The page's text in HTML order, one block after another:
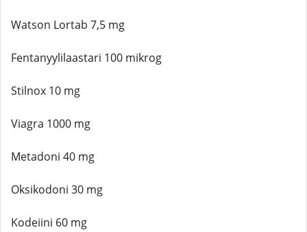
Watson Lortab 7,5 mg
Fentanyylilaastari 100 mikrog
Stilnox 10 mg
Viagra 1000 mg
Metadoni 40 mg
Oksikodoni 30 mg
Kodeiini 60 mg